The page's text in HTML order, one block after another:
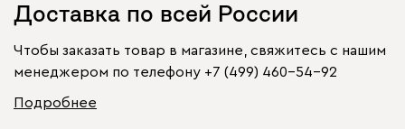
Доставка по всей России
Чтобы заказать товар в магазине, свяжитесь с нашим
менеджером по телефону +7 (499) 460-54-92
Подробнее